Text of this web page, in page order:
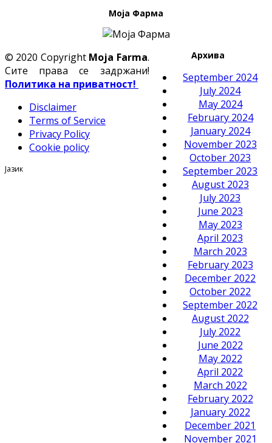
Моја Фарма
Архива
September 2024
July 2024
May 2024
February 2024
January 2024
November 2023
October 2023
September 2023
August 2023
July 2023
June 2023
May 2023
April 2023
March 2023
February 2023
December 2022
October 2022
September 2022
August 2022
July 2022
June 2022
May 2022
April 2022
March 2022
February 2022
January 2022
December 2021
November 2021
© 2020 Copyright Moja Farma.
Сите права се задржани!
Политика на приватност!
Disclaimer
Terms of Service
Privacy Policy
Cookie policy
Јазик